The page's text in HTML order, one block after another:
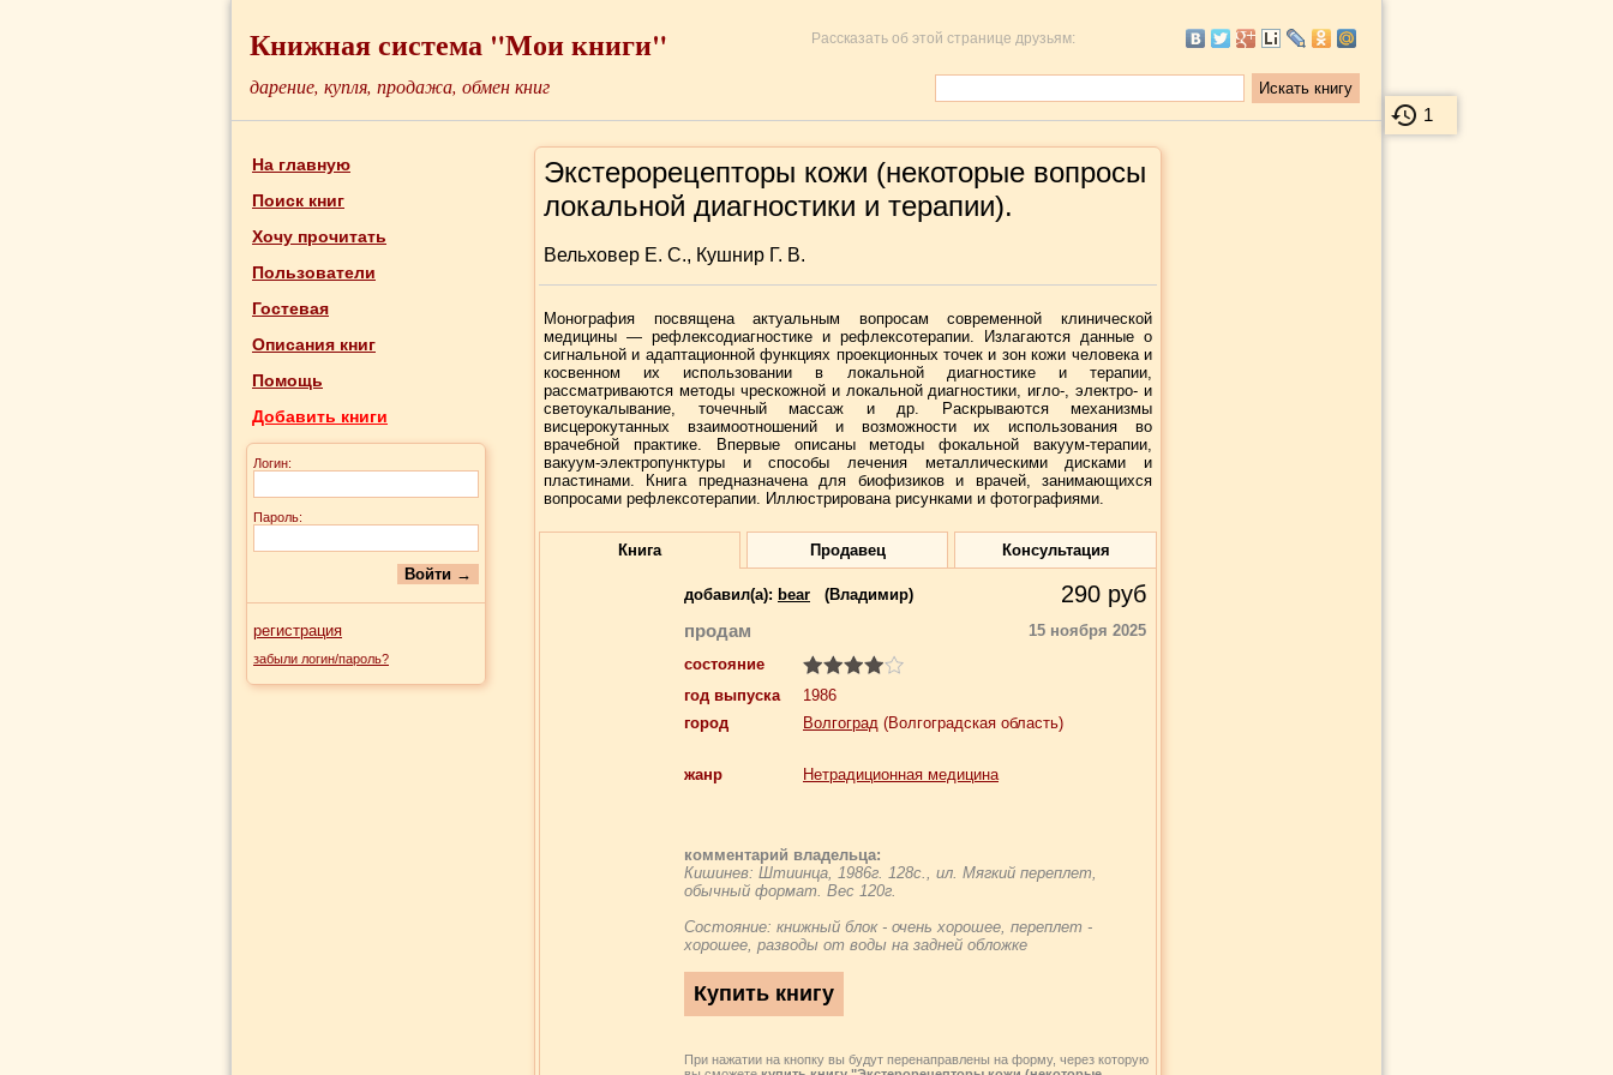
1
Книжная система "Мои книги" Рассказать об этой странице друзьям:
дарение, купля, продажа, обмен книг
На главную
Поиск книг
Хочу прочитать
Пользователи
Гостевая
Описания книг
Помощь
Добавить книги
Логин:
Пароль:
регистрация
забыли логин/пароль?
Экстерорецепторы кожи (некоторые вопросы
локальной диагностики и терапии).
Вельховер Е. С., Кушнир Г. В.
Монография посвящена актуальным вопросам современной клинической
медицины — рефлексодиагностике и рефлексотерапии. Излагаются данные о
сигнальной и адаптационной функциях проекционных точек и зон кожи человека и
косвенном их использовании в локальной диагностике и терапии,
рассматриваются методы чрескожной и локальной диагностики, игло-, электро- и
светоукалывание, точечный массаж и др. Раскрываются механизмы
висцерокутанных взаимоотношений и возможности их использования во
врачебной практике. Впервые описаны методы фокальной вакуум-терапии,
вакуум-электропунктуры и способы лечения металлическими дисками и
пластинами. Книга предназначена для биофизиков и врачей, занимающихся
вопросами рефлексотерапии. Иллюстрирована рисунками и фотографиями.
Книга Продавец Консультация
добавил(a): bear (Владимир) 290 руб
продам
15 ноября 2025
состояние
год выпуска
1986
город
Волгоград (Волгоградская область)
жанр Нетрадиционная медицина
комментарий владельца:
Кишинев: Штиинца, 1986г. 128с., ил. Мягкий переплет,
обычный формат. Вес 120г.
Состояние: книжный блок - очень хорошее, переплет -
хорошее, разводы от воды на задней обложке
При нажатии на кнопку вы будут перенаправлены на форму, через которую